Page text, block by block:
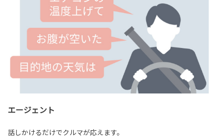
エージェント
話しかけるだけでクルマが応えます。